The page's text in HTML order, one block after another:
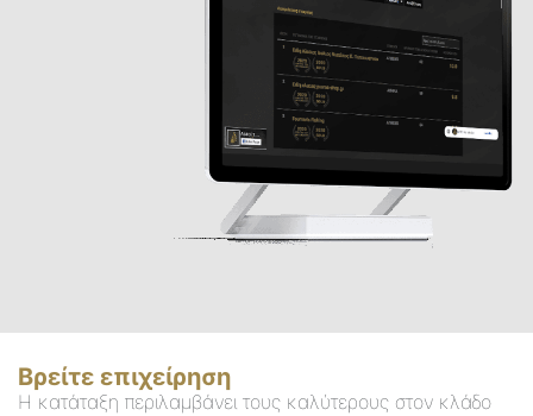
Βρείτε επιχείρηση
Η κατάταξη περιλαμβάνει τους καλύτερους στον κλάδο